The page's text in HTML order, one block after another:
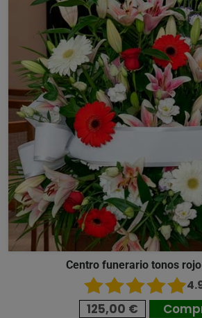
Centro funerario tonos
125,00 €